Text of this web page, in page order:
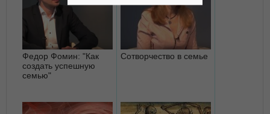
Федор Фомин: "Как
создать успешную
семью"
Сотворчество в семье